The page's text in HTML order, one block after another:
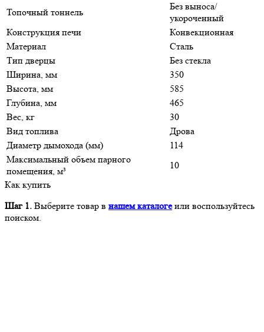
Топочный тоннель
Без выноса/
укороченный
Конструкция печи
Конвекционная
Материал
Сталь
Тип дверцы
Без стекла
Ширина, мм
350
Высота, мм
585
Глубина, мм
465
Вес, кг
30
Вид топлива
Дрова
Диаметр дымохода (мм)
114
Максимальный объем парного
помещения, м³
10
Как купить
Шаг 1. Выберите товар в нашем каталогеили воспользуйтесь
поиском.